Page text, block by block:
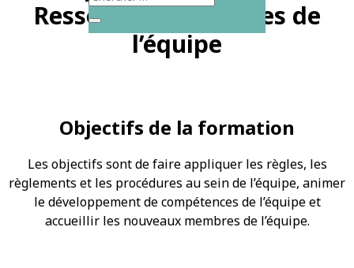
Ressources Humaines de
l’équipe
Objectifs de la formation
Les objectifs sont de faire appliquer les règles, les
règlements et les procédures au sein de l’équipe, animer
le développement de compétences de l’équipe et
accueillir les nouveaux membres de l’équipe.